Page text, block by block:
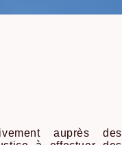
auprès des